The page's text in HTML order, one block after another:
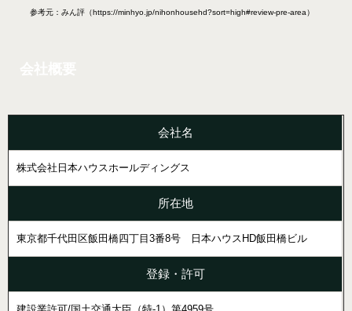
参考元：みん評（https://minhyo.jp/nihonhousehd?sort=high#review-pre-area）
会社名
株式会社日本ハウスホールディングス
所在地
東京都千代田区飯田橋四丁目3番8号 日本ハウスHD飯田橋ビル
登録・許可